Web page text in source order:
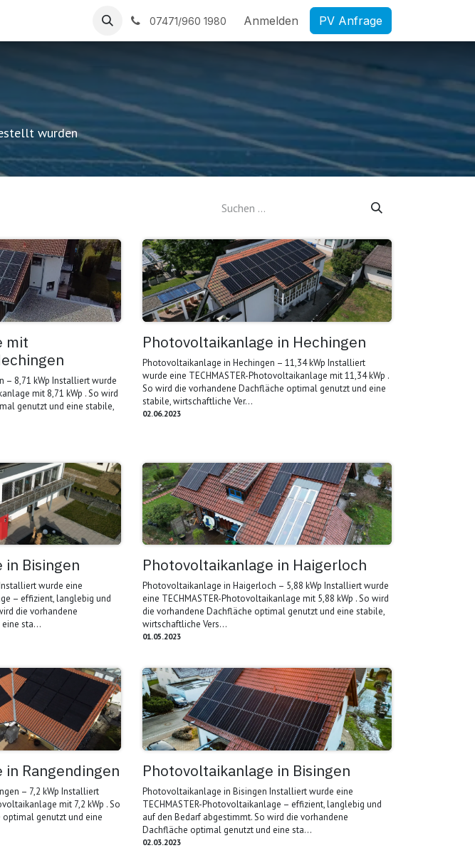
07471/960 1980 Anmelden PV Anfrage
wurden
mit
– 8,71 kWp Installiert wurde
mit 8,71 kWp . So wird
genutzt und eine stabile,
Photovoltaikanlage in Hechingen
Photovoltaikanlage in Hechingen – 11,34 kWp Installiert
wurde eine TECHMASTER-Photovoltaikanlage mit 11,34 kWp .
So wird die vorhandene Dachfläche optimal genutzt und eine
stabile, wirtschaftliche Ver...
02.06.2023
in Bisingen
wurde eine
– effizient, langlebig und
die vorhandene
sta...
Photovoltaikanlage in Haigerloch
Photovoltaikanlage in Haigerloch – 5,88 kWp Installiert wurde
eine TECHMASTER-Photovoltaikanlage mit 5,88 kWp . So wird
die vorhandene Dachfläche optimal genutzt und eine stabile,
wirtschaftliche Vers...
01.05.2023
Rangendingen
– 7,2 kWp Installiert
mit 7,2 kWp . So
genutzt und eine
Photovoltaikanlage in Bisingen
Photovoltaikanlage in Bisingen Installiert wurde eine
TECHMASTER-Photovoltaikanlage – effizient, langlebig und
auf den Bedarf abgestimmt. So wird die vorhandene
Dachfläche optimal genutzt und eine sta...
02.03.2023